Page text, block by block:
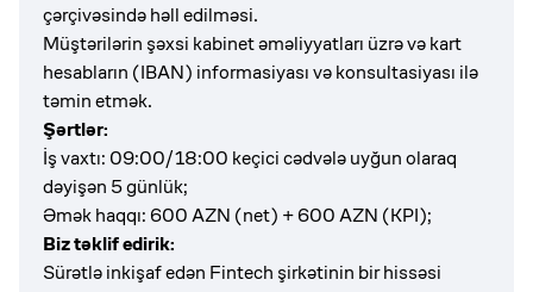
çərçivəsində həll edilməsi.
Müştərilərin şəxsi kabinet əməliyyatları üzrə və kart
hesabların (IBAN) informasiyası və konsultasiyası ilə
təmin etmək.
Şərtlər:
İş vaxtı: 09:00/18:00 keçici cədvələ uyğun olaraq
dəyişən 5 günlük;
Əmək haqqı: 600 AZN (net) + 600 AZN (KPI);
Biz təklif edirik:
Sürətlə inkişaf edən Fintech şirkətinin bir hissəsi